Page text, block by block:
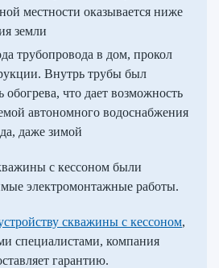
местности оказывается ниже
земли
трубопровода в дом, прокол
Внутрь трубы был
обогрева, что дает возможность
автономного водоснабжения
даже зимой
с кессоном были
электромонтажные работы.
скважины с кессоном,
специалистами, компания
гарантию.